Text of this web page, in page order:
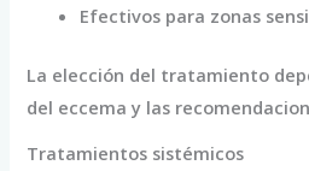
Efectivos para zonas
La elección del tratamiento
del eccema y las
Tratamientos sistémicos